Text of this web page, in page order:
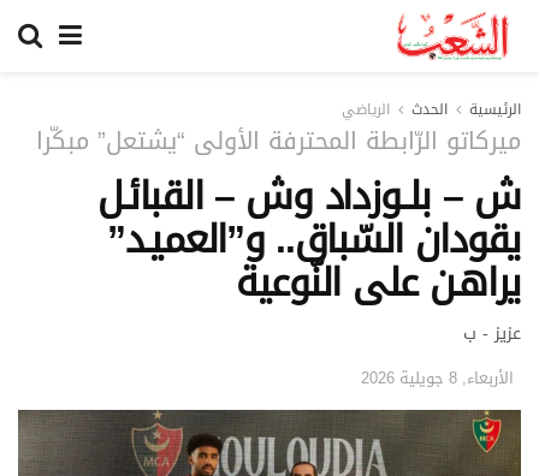
الرئيسية الحدث الرياضي
ميركاتو الرّابطة المحترفة الأولى “يشتعل” مبكّرا
ش – بلــوزداد وش – القبائـل
يقودان السّباق.. و”العميـد”
يراهـن على النّوعية
عزيز - ب
الأربعاء, 8 جويلية 2026